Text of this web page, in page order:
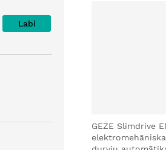
GEZE Slimdrive
Labi